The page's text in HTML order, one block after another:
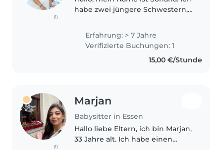
(1)
habe zwei jüngere Schwestern,
regelmäßig aufgepasst habe.
Dadurch habe ich viel Erfahrung
im Umgang mit Kindern
Erfahrung: > 7 Jahre
Verifizierte Buchungen: 1
15,00 €/Stunde
(1)
Marjan
Babysitter in Essen
Hallo liebe Eltern, ich bin Marjan,
33 Jahre alt. Ich habe einen